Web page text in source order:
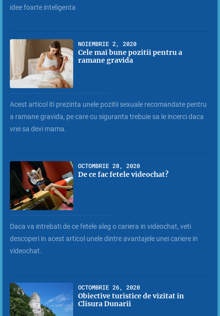
idee foarte inteligenta
NOIEMBRIE 2, 2020
Cele mai bune pozitii pentru a
ramane gravida
Acest articol iti prezinta unele pozitii sexuale recomandate pentru
a ramane gravida, pe care cu siguranta trebuie sa le incerci daca
vrei sa devi mama.
OCTOMBRIE 28, 2020
De ce fac fetele videochat?
Daca va intrebati de ce fetele aleg o cariera in videochat, veti
descoperi in acest articol unele dintre avantajele unei cariere in
videochat.
OCTOMBRIE 26, 2020
Obiective turistice de vizitat in
Clisura Dunarii